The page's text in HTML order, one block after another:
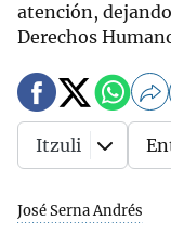
atención,
Derechos
José Serna Andrés
Itzuli